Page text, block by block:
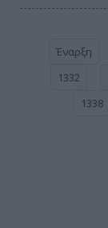
Έναρξη
1332
1338